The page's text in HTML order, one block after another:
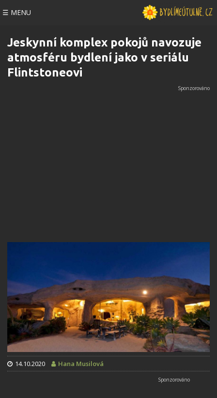
☰ MENU
Jeskynní komplex pokojů navozuje
atmosféru bydlení jako v seriálu
Flintstoneovi
14.10.2020 Hana Musilová